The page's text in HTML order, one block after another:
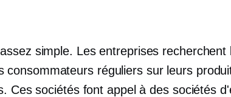
simple. Les entreprises recherchent
consommateurs réguliers sur leurs
Ces sociétés font appel à des sociétés